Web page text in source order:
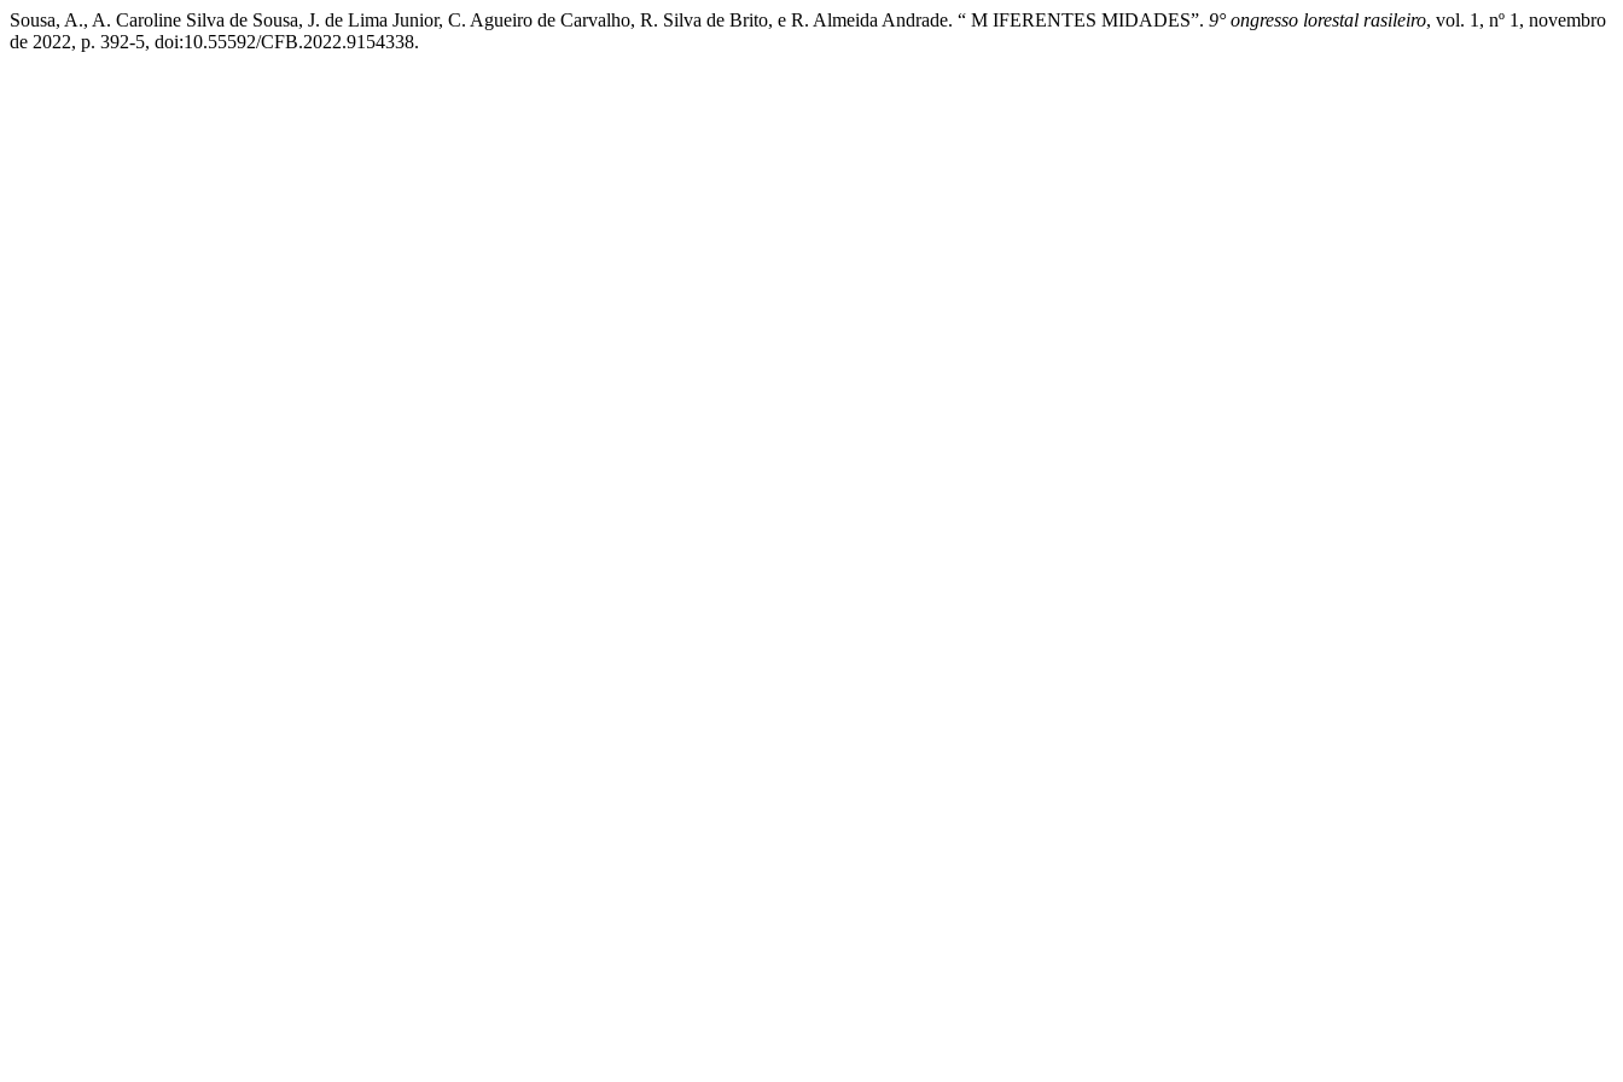
Sousa, A., A. Caroline Silva de Sousa, J. de Lima Junior, C. Agueiro de Carvalho, R. Silva de Brito, e R. Almeida Andrade. “ M IFERENTES MIDADES”. 9° ongresso lorestal rasileiro, vol. 1, nº 1, novembro
de 2022, p. 392-5, doi:10.55592/CFB.2022.9154338.